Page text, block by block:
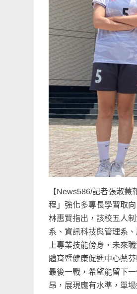
【News586/記者張淑
程」強化多專長學習取
林惠賢指出，該校五人
系、資訊科技與管理系
上專業技能傍身，未來
體育暨健康促進中心蔡
最後一戰，希望能留下
昂，展現應有水準，單